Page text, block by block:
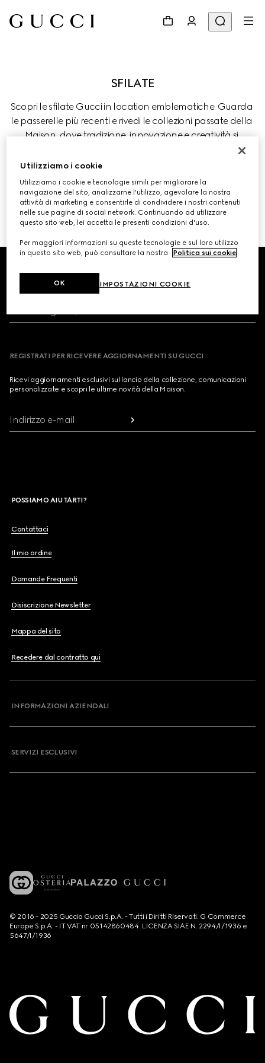
Scopri le sfilate Gucci in location emblematiche. Guarda
le passerelle più recenti e rivedi le collezioni passate della
Maison, dove tradizione, innovazione e creatività si
SFILATE ED EVENTI PRECEDENTI
Footer
RICERCA NEGOZIO
REGISTRATI PER RICEVERE AGGIORNAMENTI SU GUCCI
Ricevi aggiornamenti esclusivi sul lancio della collezione, comunicazioni
personalizzate e scopri le ultime novità della Maison.
Indirizzo e-mail
POSSIAMO AIUTARTI?
Contattaci
Il mio ordine
Domande Frequenti
Disiscrizione Newsletter
Mappa del sito
Recedere dal contratto qui
INFORMAZIONI AZIENDALI
SERVIZI ESCLUSIVI
© 2016 - 2025 Guccio Gucci S.p.A. - Tutti i Diritti Riservati. G Commerce
Europe S.p.A. - IT VAT nr 05142860484. LICENZA SIAE N. 2294/I/1936 e
5647/I/1936
Utilizziamo i cookie
Utilizziamo i cookie e tecnologie simili per migliorare la
navigazione del sito, analizzarne l'utilizzo, agevolare la nostra
attività di marketing e consentirle di condividere i nostri contenuti
nelle sue pagine di social network. Continuando ad utilizzare
questo sito web, lei accetta le presenti condizioni d'uso.
Per maggiori informazioni su queste tecnologie e sul loro utilizzo
in questo sito web, può consultare la nostra
Politica sui cookie
IMPOSTAZIONI COOKIE
OK